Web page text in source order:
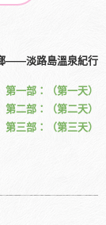
――淡路島溫泉紀行
第一部：（第一天）
第二部：（第二天）
第三部：（第三天）